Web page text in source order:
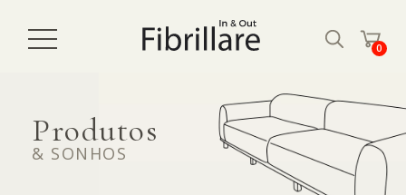
0
Produtos
& SONHOS